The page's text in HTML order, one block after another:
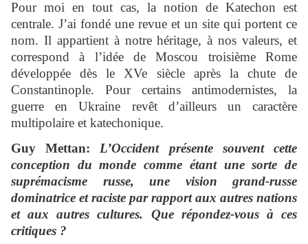
Pour moi en tout cas, la notion de Katechon est
centrale. J’ai fondé une revue et un site qui portent ce
nom. Il appartient à notre héritage, à nos valeurs, et
correspond à l’idée de Moscou troisième Rome
développée dès le XVe siècle après la chute de
Constantinople. Pour certains antimodernistes, la
guerre en Ukraine revêt d’ailleurs un caractère
multipolaire et katechonique.
Guy Mettan: L’Occident présente souvent cette
conception du monde comme étant une sorte de
suprémacisme russe, une vision grand-russe
dominatrice et raciste par rapport aux autres nations
et aux autres cultures. Que répondez-vous à ces
critiques ?